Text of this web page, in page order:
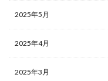
2025年5月
2025年4月
2025年3月